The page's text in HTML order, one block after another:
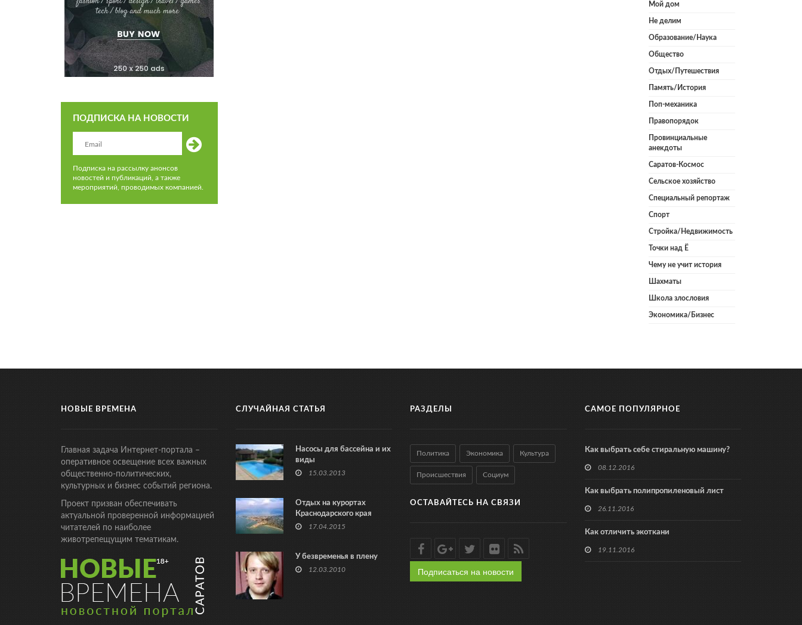
ПОДПИСКА НА НОВОСТИ
Подписка на рассылку анонсов
новостей и публикаций, а также
мероприятий, проводимых компанией.
Мой дом
Не делим
Образование/Наука
Общество
Отдых/Путешествия
Память/История
Поп-механика
Правопорядок
Провинциальные
анекдоты
Саратов-Космос
Сельское хозяйство
Специальный репортаж
Спорт
Стройка/Недвижимость
Точки над Ё
Чему не учит история
Шахматы
Школа злословия
Экономика/Бизнес
НОВЫЕ ВРЕМЕНА
Главная задача Интернет-портала –
оперативное освещение всех важных
общественно-политических,
культурных и бизнес событий региона.
Проект призван обеспечивать
актуальной проверенной информацией
читателей по наиболее
животрепещущим тематикам.
СЛУЧАЙНАЯ СТАТЬЯ
Насосы для бассейна и их
виды
15.03.2013
Отдых на курортах
Краснодарского края
17.04.2015
У безвременья в плену
12.03.2010
РАЗДЕЛЫ
Политика Экономика Культура
Происшествия Социум
ОСТАВАЙТЕСЬ НА СВЯЗИ
Подписаться на новости
САМОЕ ПОПУЛЯРНОЕ
Как выбрать себе стиральную машину?
08.12.2016
Как выбрать полипропиленовый лист
26.11.2016
Как отличить экоткани
19.11.2016